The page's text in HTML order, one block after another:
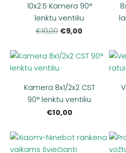
10x2.5 Kamera 90°
lenktu ventiliu
€10,00 €9,00
Kamera 8x1/2x2 CST
90° lenktu ventiliu
€10,00